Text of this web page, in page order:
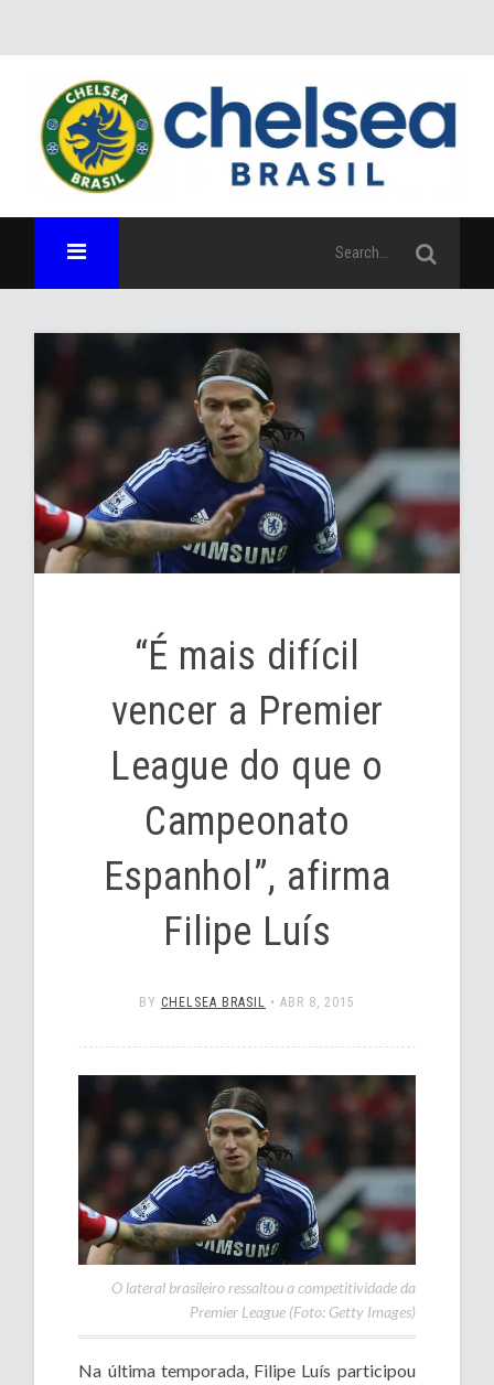
“É mais difícil
vencer a Premier
League do que o
Campeonato
Espanhol”, afirma
Filipe Luís
BY CHELSEA BRASIL • ABR 8, 2015
O lateral brasileiro ressaltou a competitividade da
Premier League (Foto: Getty Images)
Na última temporada, Filipe Luís participou